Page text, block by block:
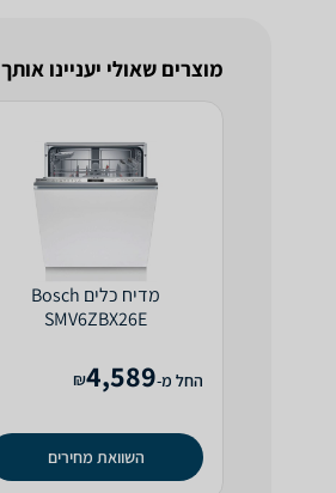
מוצרים שאולי יעניינו אותך
מדיח כלים Bosch
SMV6ZBX26E
החל מ-4,589
₪
השוואת מחירים